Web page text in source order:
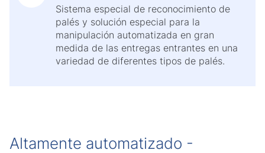
Sistema especial de reconocimiento de
palés y solución especial para la
manipulación automatizada en gran
medida de las entregas entrantes en una
variedad de diferentes tipos de palés.
Altamente automatizado -